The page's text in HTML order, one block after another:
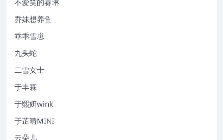
乔妹想养鱼
乖乖雪崽
九头蛇
二雪女士
于丰霖
于熙妍wink
于芷晴MINI
云朵儿